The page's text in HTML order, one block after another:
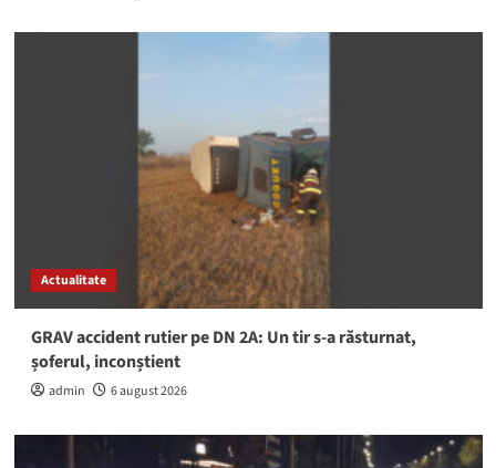
Actualitate
GRAV accident rutier pe DN 2A: Un tir s-a răsturnat,
șoferul, inconștient
admin 6 august 2026